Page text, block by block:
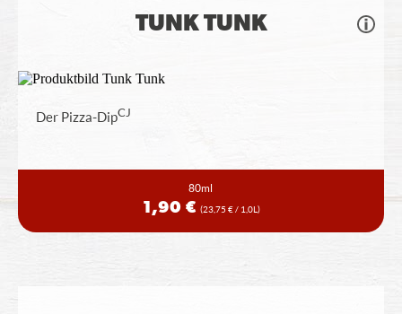
TUNK TUNK
Der Pizza-DipCJ
80ml
1,90 € (23,75 € / 1,0L)